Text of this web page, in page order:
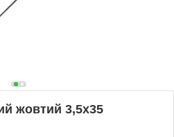
жовтий 3,5х35